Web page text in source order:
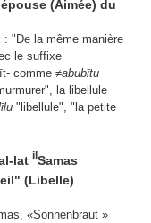
(Aimée) du
: "De la même manière
le suffixe
comme ≠abubītu
la libellule
"libellule", "la petite
lat il Samas
(Libelle)
«Sonnenbraut »